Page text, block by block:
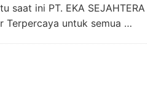
saat ini PT. EKA SEJAHTERA
Terpercaya untuk semua …